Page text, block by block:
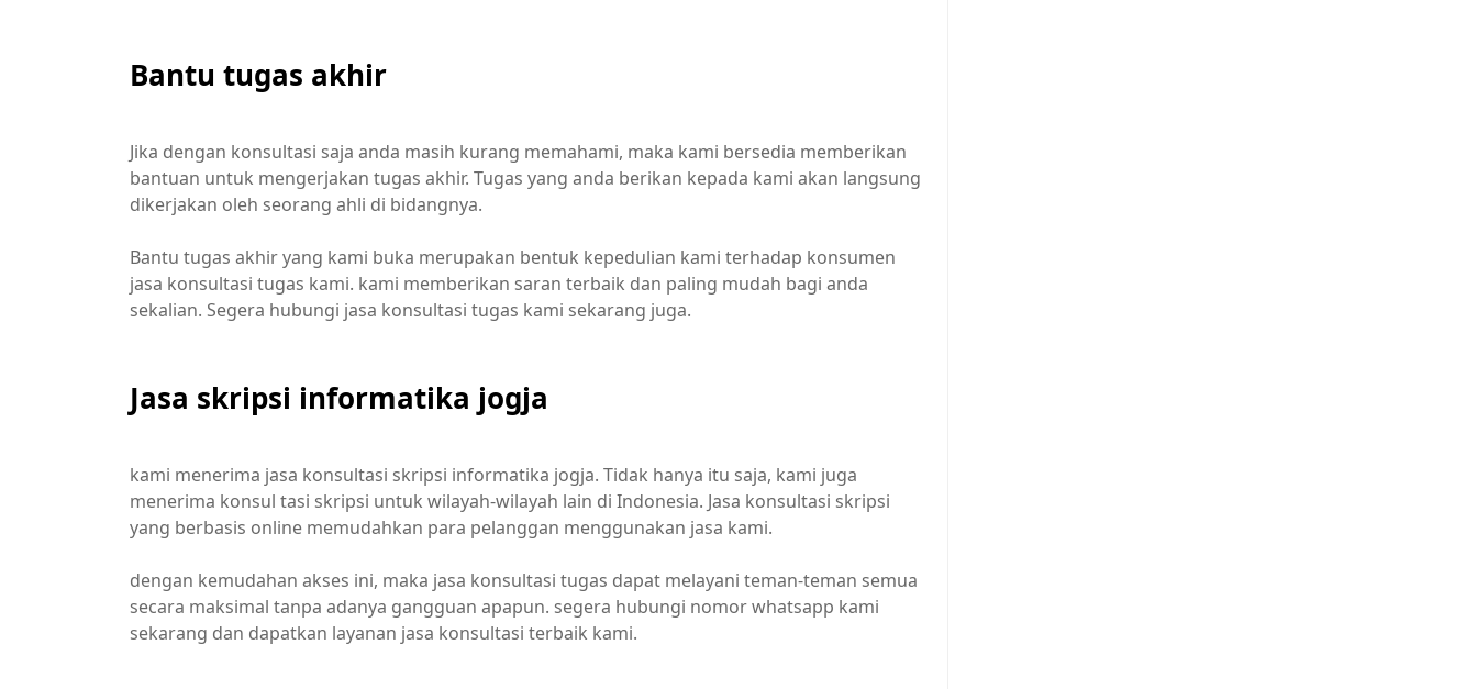
Bantu tugas akhir
Jika dengan konsultasi saja anda masih kurang memahami, maka kami bersedia memberikan
bantuan untuk mengerjakan tugas akhir. Tugas yang anda berikan kepada kami akan langsung
dikerjakan oleh seorang ahli di bidangnya.
Bantu tugas akhir yang kami buka merupakan bentuk kepedulian kami terhadap konsumen
jasa konsultasi tugas kami. kami memberikan saran terbaik dan paling mudah bagi anda
sekalian. Segera hubungi jasa konsultasi tugas kami sekarang juga.
Jasa skripsi informatika jogja
kami menerima jasa konsultasi skripsi informatika jogja. Tidak hanya itu saja, kami juga
menerima konsul tasi skripsi untuk wilayah-wilayah lain di Indonesia. Jasa konsultasi skripsi
yang berbasis online memudahkan para pelanggan menggunakan jasa kami.
dengan kemudahan akses ini, maka jasa konsultasi tugas dapat melayani teman-teman semua
secara maksimal tanpa adanya gangguan apapun. segera hubungi nomor whatsapp kami
sekarang dan dapatkan layanan jasa konsultasi terbaik kami.